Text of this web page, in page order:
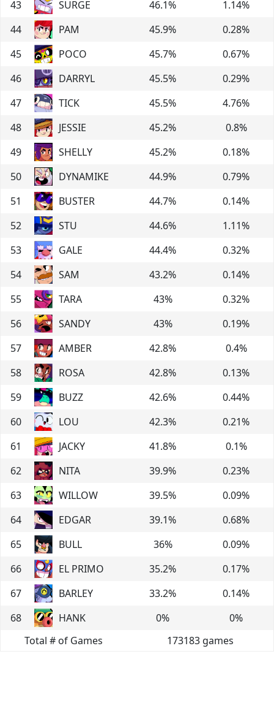
43
SURGE 46.1% 1.14%
44
PAM 45.9% 0.28%
45
POCO 45.7% 0.67%
46
DARRYL 45.5% 0.29%
47
TICK 45.5% 4.76%
48
JESSIE 45.2% 0.8%
49
SHELLY 45.2% 0.18%
50
DYNAMIKE 44.9% 0.79%
51
BUSTER 44.7% 0.14%
52
STU 44.6% 1.11%
53
GALE 44.4% 0.32%
54
SAM 43.2% 0.14%
55
TARA 43% 0.32%
56
SANDY 43% 0.19%
57
AMBER 42.8% 0.4%
58
ROSA 42.8% 0.13%
59
BUZZ 42.6% 0.44%
60
LOU 42.3% 0.21%
61
JACKY 41.8% 0.1%
62
NITA 39.9% 0.23%
63
WILLOW 39.5% 0.09%
64
EDGAR 39.1% 0.68%
65
BULL 36% 0.09%
66
EL PRIMO 35.2% 0.17%
67
BARLEY 33.2% 0.14%
68
HANK 0% 0%
Total # of Games
173183games